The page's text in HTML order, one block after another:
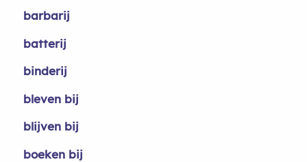
barbarij
batterij
binderij
bleven bij
blijven bij
boeken bij